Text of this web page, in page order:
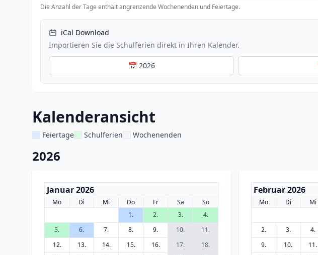
Die Anzahl der Tage enthält angrenzende Wochenenden und Feiertage.
iCal Download
Importieren Sie die Schulferien direkt in Ihren Kalender.
📅 2026
Kalenderansicht
Feiertage Schulferien Wochenenden
2026
Januar 2026
Mo Di Mi Do Fr Sa
So
1.
2. 3.
4.
5.
6. 7. 8. 9. 10.
11.
12.
13. 14. 15. 16. 17.
18.
Februar 2026
Mo Di Mi
2.
3. 4.
9.
10. 11.